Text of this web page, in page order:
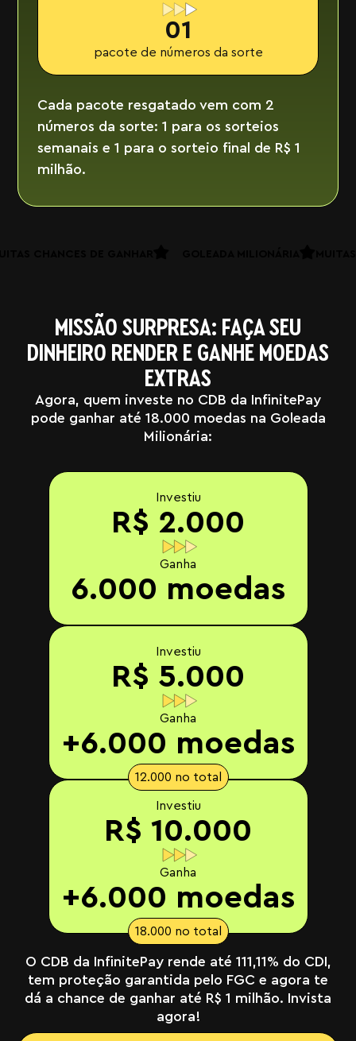
01
pacote de números da sorte
Cada pacote resgatado vem com 2
números da sorte: 1 para os sorteios
semanais e 1 para o sorteio final de R$ 1
milhão.
MISSÃO SURPRESA: FAÇA SEU
DINHEIRO RENDER E GANHE MOEDAS
EXTRAS
Agora, quem investe no CDB da InfinitePay
pode ganhar até 18.000 moedas na Goleada
Milionária:
Investiu
R$ 2.000
Ganha
6.000 moedas
Investiu
R$ 5.000
Ganha
+6.000 moedas
12.000 no total
Investiu
R$ 10.000
Ganha
+6.000 moedas
18.000 no total
O CDB da InfinitePay rende até 111,11% do CDI,
tem proteção garantida pelo FGC e agora te
dá a chance de ganhar até R$ 1 milhão. Invista
agora!